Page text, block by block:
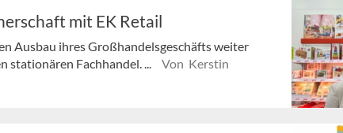
mit EK Retail
Ausbau ihres Großhandelsgeschäfts weiter
stationären Fachhandel. ...
Von Kerstin